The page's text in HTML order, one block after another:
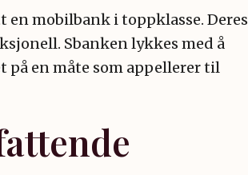
en mobilbank i toppklasse. Deres
Sbanken lykkes med å
en måte som appellerer til